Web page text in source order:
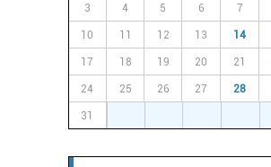
3 4 5 6 7
10 11 12 13 14
17 18 19 20 21
24 25 26 27 28
31